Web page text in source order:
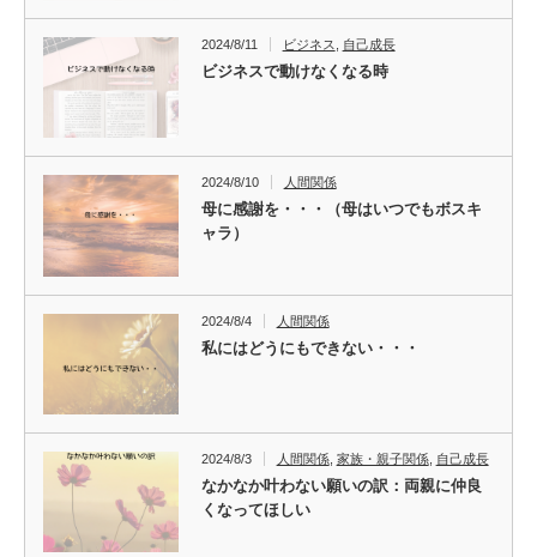
2024/8/11 ビジネス 自己成長
ビジネスで動けなくなる時
2024/8/10 人間関係
母に感謝を・・・（母はいつでもボスキ
ャラ）
2024/8/4 人間関係
私にはどうにもできない・・・
2024/8/3 人間関係, 家族・親子関係, 自己成長
なかなか叶わない願いの訳：両親に仲良
くなってほしい